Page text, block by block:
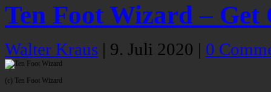
Ten Foot Wizard –
Walter Kraus | 9. Juli 2020 | 0
(c) Ten Foot Wizard